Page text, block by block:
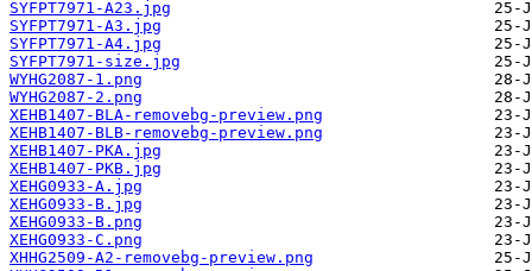
SYFPT7971-A23.jpg
SYFPT7971-A3.jpg
SYFPT7971-A4.jpg
SYFPT7971-size.jpg
WYHG2087-1.png
WYHG2087-2.png
XEHB1407-BLA-removebg-preview.png
XEHB1407-BLB-removebg-preview.png
XEHB1407-PKA.jpg
XEHB1407-PKB.jpg
XEHG0933-A.jpg
XEHG0933-B.jpg
XEHG0933-B.png
XEHG0933-C.png
XHHG2509-A2-removebg-preview.png